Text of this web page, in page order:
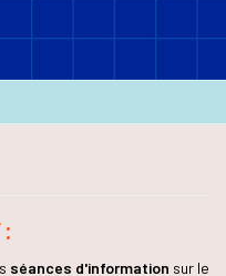
séances d'information sur le